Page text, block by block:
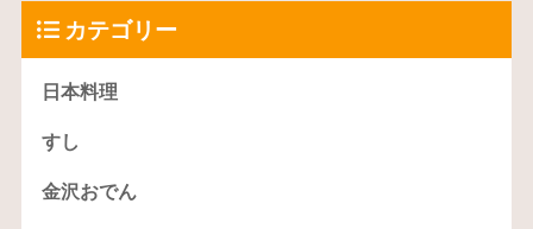
カテゴリー
日本料理
すし
金沢おでん